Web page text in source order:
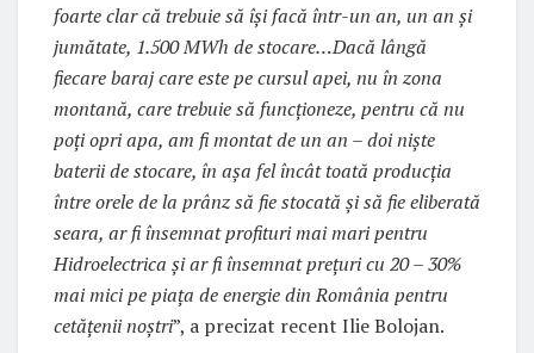
foarte clar că trebuie să își facă într-un an, un an și
jumătate, 1.500 MWh de stocare…Dacă lângă
fiecare baraj care este pe cursul apei, nu în zona
montană, care trebuie să funcţioneze, pentru că nu
poţi opri apa, am fi montat de un an – doi nişte
baterii de stocare, în aşa fel încât toată producţia
între orele de la prânz să fie stocată şi să fie eliberată
seara, ar fi însemnat profituri mai mari pentru
Hidroelectrica şi ar fi însemnat preţuri cu 20 – 30%
mai mici pe piaţa de energie din România pentru
cetăţenii noştri”, a precizat recent Ilie Bolojan.